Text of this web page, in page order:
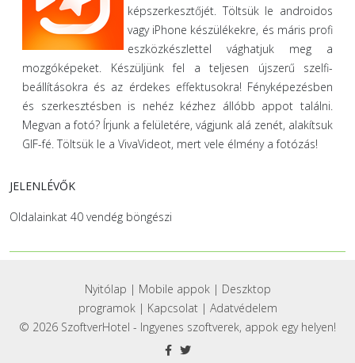
képszerkesztőjét. Töltsük le androidos
vagy iPhone készülékekre, és máris profi
eszközkészlettel vághatjuk meg a
mozgóképeket. Készüljünk fel a teljesen újszerű szelfi-
beállításokra és az érdekes effektusokra! Fényképezésben
és szerkesztésben is nehéz kézhez állóbb appot találni.
Megvan a fotó? Írjunk a felületére, vágjunk alá zenét, alakítsuk
GIF-fé. Töltsük le a VivaVideot, mert vele élmény a fotózás!
JELENLÉVŐK
Oldalainkat 40 vendég böngészi
Nyitólap | Mobile appok| Deszktop
programok| Kapcsolat| Adatvédelem
© 2026 SzoftverHotel - Ingyenes szoftverek, appok egy helyen!